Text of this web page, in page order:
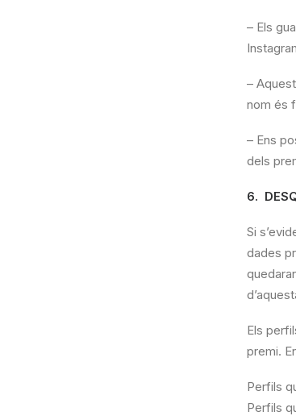
– Els
–
nom és
– Ens
dels
6.
Si
dades
Els
premi.
Perfils
Perfils